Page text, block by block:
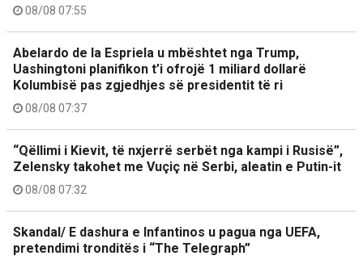
08/08 07:55
Abelardo de la Espriela u mbështet nga Trump,
Uashingtoni planifikon t’i ofrojë 1 miliard dollarë
Kolumbisë pas zgjedhjes së presidentit të ri
08/08 07:37
“Qëllimi i Kievit, të nxjerrë serbët nga kampi i Rusisë”,
Zelensky takohet me Vuçiç në Serbi, aleatin e Putin-it
08/08 07:32
Skandal/ E dashura e Infantinos u pagua nga UEFA,
pretendimi tronditës i “The Telegraph”